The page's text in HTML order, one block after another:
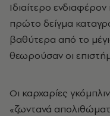
Ιδιαίτερο
πρώτο δείγμα
βαθύτερα από το
θεωρούσαν οι
Οι καρχαρίες
«ζωντανά